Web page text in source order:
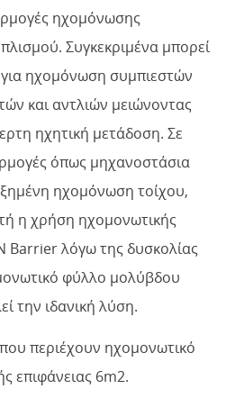
ηχομόνωσης
Συγκεκριμένα μπορεί
ηχομόνωση συμπιεστών
και αντλιών μειώνοντας
ηχητική μετάδοση. Σε
όπως μηχανοστάσια
ηχομόνωση τοίχου,
η χρήση ηχομονωτικής
Barrier λόγω της δυσκολίας
φύλλο μολύβδου
την ιδανική λύση.
περιέχουν ηχομονωτικό
επιφάνειας 6m2.